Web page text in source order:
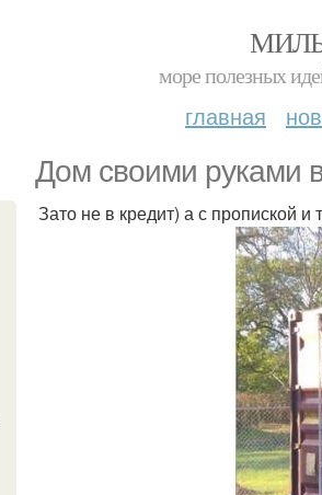
море полезных
главная
Дом своими руками
Зато не в кредит) а с пропиской и